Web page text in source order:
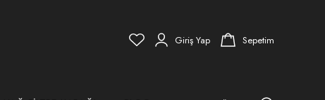
Giriş Yap Sepetim